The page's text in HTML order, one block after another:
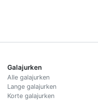
Galajurken
Alle galajurken
Lange galajurken
Korte galajurken